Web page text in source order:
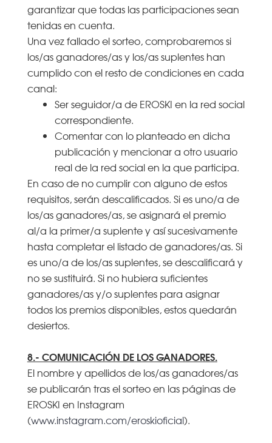
garantizar que todas las participaciones sean
tenidas en cuenta.
Una vez fallado el sorteo, comprobaremos si
los/as ganadores/as y los/as suplentes han
cumplido con el resto de condiciones en cada
canal:
Ser seguidor/a de EROSKI en la red social
correspondiente.
Comentar con lo planteado en dicha
publicación y mencionar a otro usuario
real de la red social en la que participa.
En caso de no cumplir con alguno de estos
requisitos, serán descalificados. Si es uno/a de
los/as ganadores/as, se asignará el premio
al/a la primer/a suplente y así sucesivamente
hasta completar el listado de ganadores/as. Si
es uno/a de los/as suplentes, se descalificará y
no se sustituirá. Si no hubiera suficientes
ganadores/as y/o suplentes para asignar
todos los premios disponibles, estos quedarán
desiertos.
8.- COMUNICACIÓN DE LOS GANADORES.
El nombre y apellidos de los/as ganadores/as
se publicarán tras el sorteo en las páginas de
EROSKI en Instagram
(www.instagram.com/eroskioficial).